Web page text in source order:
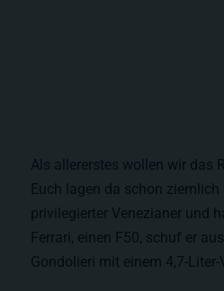
Als allererstes wollen wir das
Euch lagen da schon
privilegierter Venezianer und
Ferrari, einen F50, schuf er
Gondolieri mit einem 4,7-Liter-